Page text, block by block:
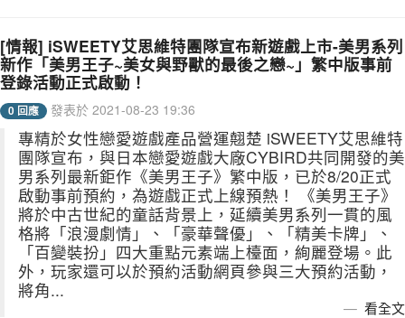
[情報] iSWEETY艾思維特團隊宣布新遊戲上市-美男系列
新作「美男王子~美女與野獸的最後之戀~」繁中版事前
登錄活動正式啟動！
0 回應 發表於 2021-08-23 19:36
專精於女性戀愛遊戲產品營運翹楚 iSWEETY艾思維特
團隊宣布，與日本戀愛遊戲大廠CYBIRD共同開發的美
男系列最新鉅作《美男王子》繁中版，已於8/20正式
啟動事前預約，為遊戲正式上線預熱！ 《美男王子》
將於中古世紀的童話背景上，延續美男系列一貫的風
格將「浪漫劇情」、「豪華聲優」、「精美卡牌」、
「百變裝扮」四大重點元素端上檯面，絢麗登場。此
外，玩家還可以於預約活動網頁參與三大預約活動，
將角...
看全文